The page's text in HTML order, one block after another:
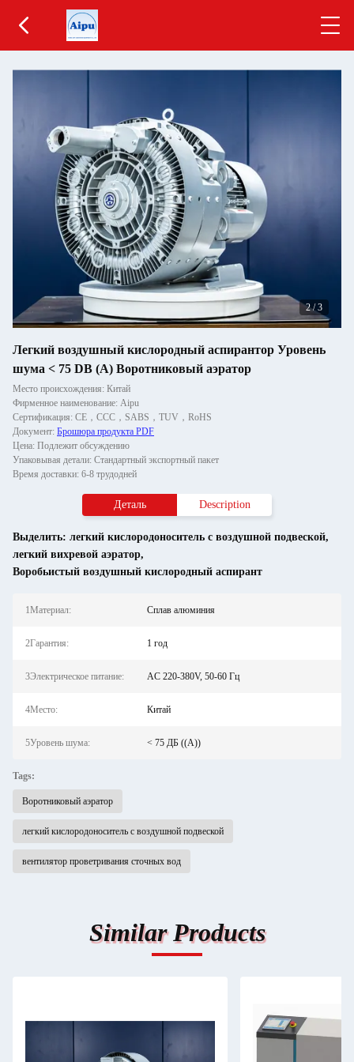
2/3
Легкий воздушный кислородный аспирантор Уровень
шума < 75 DB (A) Воротниковый аэратор
Место происхождения: Китай
Фирменное наименование: Aipu
Сертификация: CE，CCC，SABS，TUV，RoHS
Документ: Брошюра продукта PDF
Цена: Подлежит обсуждению
Упаковывая детали: Стандартный экспортный пакет
Время доставки: 6-8 трудодней
Деталь Description
Выделить: легкий кислородоноситель с воздушной подвеской,
легкий вихревой аэратор,
Воробьистый воздушный кислородный аспирант
1Материал: Сплав алюминия
2Гарантия: 1 год
3Электрическое питание: AC 220-380V, 50-60 Гц
4Место: Китай
5Уровень шума: < 75 ДБ ((А))
Tags:
Воротниковый аэратор
легкий кислородоноситель с воздушной подвеской
вентилятор проветривания сточных вод
Similar Products